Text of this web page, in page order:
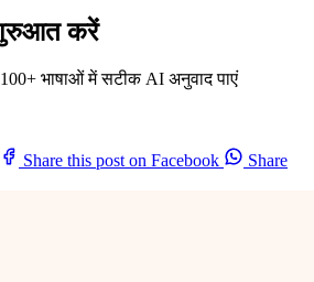
करें
भाषाओं में सटीक AI अनुवाद पाएं
Share this post on Facebook
Share